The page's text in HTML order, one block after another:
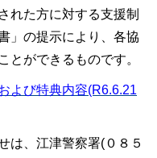
れた方に対する支援制
」の提示により、各協
とができるものです。
よび特典内容(R6.6.21
は、江津警察署(０８５